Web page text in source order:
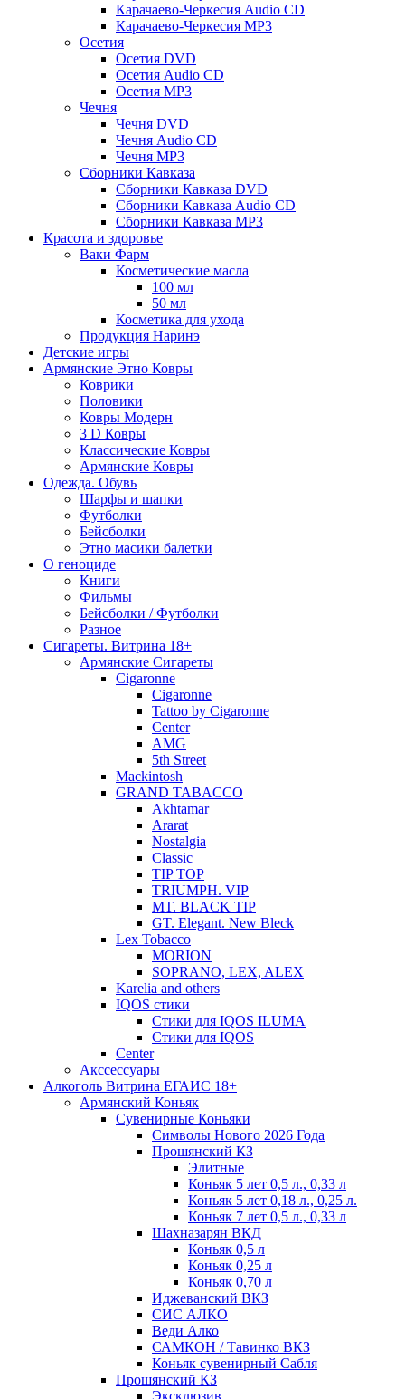
Карачаево-Черкесия Audio CD
Карачаево-Черкесия MP3
Осетия
Осетия DVD
Осетия Audio CD
Осетия MP3
Чечня
Чечня DVD
Чечня Audio CD
Чечня MP3
Сборники Кавказа
Сборники Кавказа DVD
Сборники Кавказа Audio CD
Сборники Кавказа MP3
Красота и здоровье
Ваки Фарм
Косметические масла
100 мл
50 мл
Косметика для ухода
Продукция Наринэ
Детские игры
Армянские Этно Ковры
Коврики
Половики
Ковры Модерн
3 D Ковры
Классические Ковры
Армянские Ковры
Одежда. Обувь
Шарфы и шапки
Футболки
Бейсболки
Этно масики балетки
О геноциде
Книги
Фильмы
Бейсболки / Футболки
Разное
Сигареты. Витрина 18+
Армянские Сигареты
Cigaronne
Cigaronne
Tattoo by Cigaronne
Center
AMG
5th Street
Mackintosh
GRAND TABACCO
Akhtamar
Ararat
Nostalgia
Classic
TIP TOP
TRIUMPH. VIP
MT. BLACK TIP
GT. Elegant. New Bleck
Lex Tobacco
MORION
SOPRANO, LEX, ALEX
Karelia and others
IQOS стики
Стики для IQOS ILUMA
Стики для IQOS
Сenter
Акссессуары
Алкоголь Витрина ЕГАИС 18+
Армянский Коньяк
Сувенирные Коньяки
Символы Нового 2026 Года
Прошянский КЗ
Элитные
Коньяк 5 лет 0,5 л., 0,33 л
Коньяк 5 лет 0,18 л., 0,25 л.
Коньяк 7 лет 0,5 л., 0,33 л
Шахназарян ВКД
Коньяк 0,5 л
Коньяк 0,25 л
Коньяк 0,70 л
Иджеванский ВКЗ
СИС АЛКО
Веди Алко
САМКОН / Тавинко ВКЗ
Коньяк сувенирный Сабля
Прошянский КЗ
Эксклюзив